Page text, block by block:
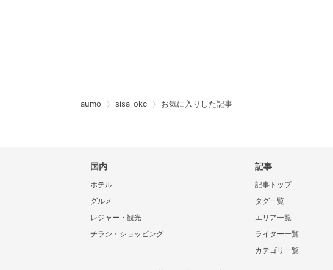
aumo sisa_okc お気に入りした記事
国内
ホテル
グルメ
レジャー・観光
チラシ・ショッピング
記事
記事トップ
タグ一覧
エリア一覧
ライター一覧
カテゴリ一覧